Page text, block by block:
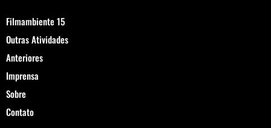
Filmambiente 15
Outras Atividades
Anteriores
Imprensa
Sobre
Contato